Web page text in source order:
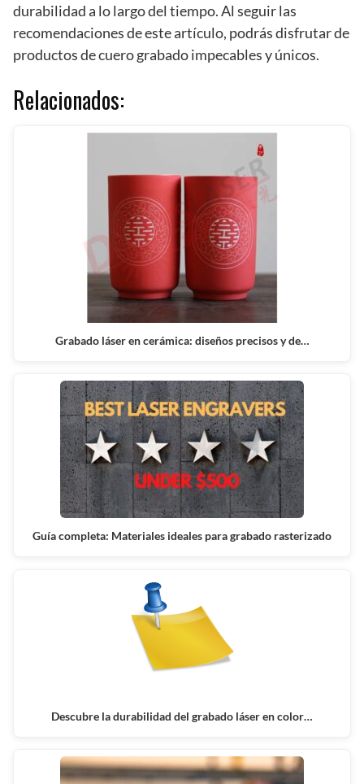
durabilidad a lo largo del tiempo. Al seguir las
recomendaciones de este artículo, podrás disfrutar de
productos de cuero grabado impecables y únicos.
Relacionados:
Grabado láser en cerámica: diseños precisos y de…
Guía completa: Materiales ideales para grabado rasterizado
Descubre la durabilidad del grabado láser en color…